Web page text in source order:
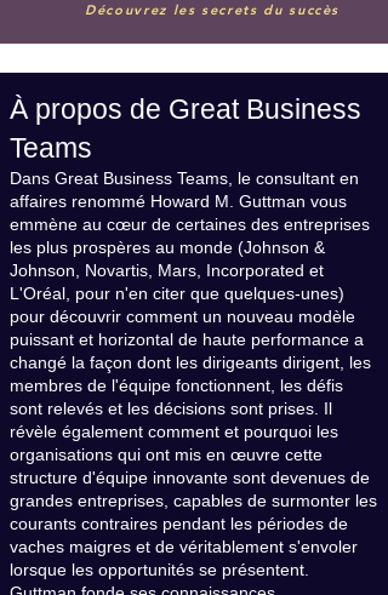
Découvrez les secrets du succès
À propos de Great Business
Teams
Dans Great Business Teams, le consultant en
affaires renommé Howard M. Guttman vous
emmène au cœur de certaines des entreprises
les plus prospères au monde (Johnson &
Johnson, Novartis, Mars, Incorporated et
L'Oréal, pour n'en citer que quelques-unes)
pour découvrir comment un nouveau modèle
puissant et horizontal de haute performance a
changé la façon dont les dirigeants dirigent, les
membres de l'équipe fonctionnent, les défis
sont relevés et les décisions sont prises. Il
révèle également comment et pourquoi les
organisations qui ont mis en œuvre cette
structure d'équipe innovante sont devenues de
grandes entreprises, capables de surmonter les
courants contraires pendant les périodes de
vaches maigres et de véritablement s'envoler
lorsque les opportunités se présentent.